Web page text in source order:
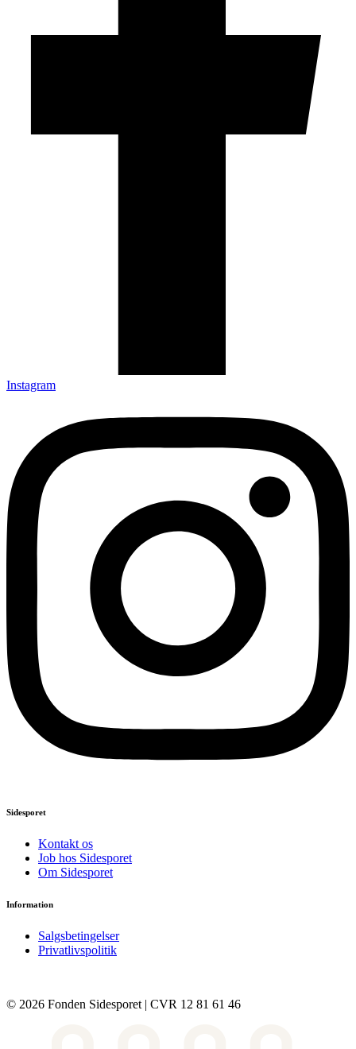
Instagram
Sidesporet
Kontakt os
Job hos Sidesporet
Om Sidesporet
Information
Salgsbetingelser
Privatlivspolitik
© 2026 Fonden Sidesporet | CVR 12 81 61 46